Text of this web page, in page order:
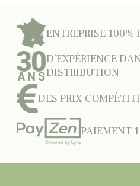
ENTREPRISE 100%
D’EXPÉRIENCE
DISTRIBUTION
DES PRIX
PAIEMENT